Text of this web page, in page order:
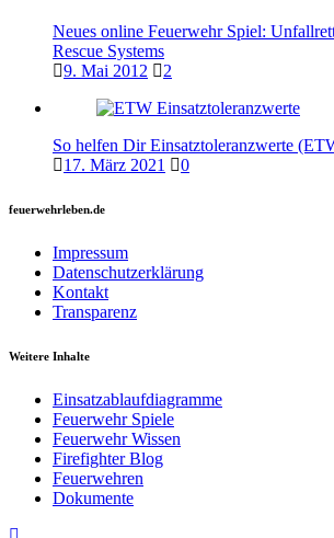
Neues online Feuerwehr Spiel:
Rescue Systems
9. Mai 2012
2
So helfen Dir Einsatztoleranzwerte
17. März 2021
0
feuerwehrleben.de
Impressum
Datenschutzerklärung
Kontakt
Transparenz
Weitere Inhalte
Einsatzablaufdiagramme
Feuerwehr Spiele
Feuerwehr Wissen
Firefighter Blog
Feuerwehren
Dokumente